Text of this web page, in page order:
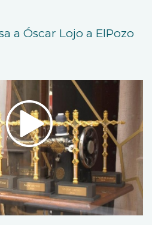
a Óscar Lojo a ElPozo